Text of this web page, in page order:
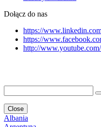
Dołącz do nas
https://
https://
http://
Close
Albania